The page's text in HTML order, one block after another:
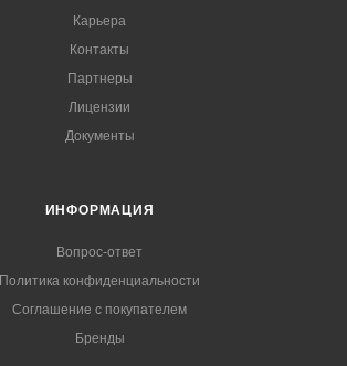
Карьера
Контакты
Партнеры
Лицензии
Документы
ИНФОРМАЦИЯ
Вопрос-ответ
Политика конфиденциальности
Соглашение с покупателем
Бренды